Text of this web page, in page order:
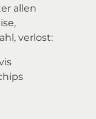
allen
verlost: